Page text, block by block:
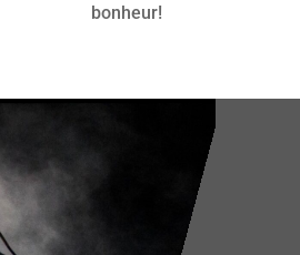
bonheur!